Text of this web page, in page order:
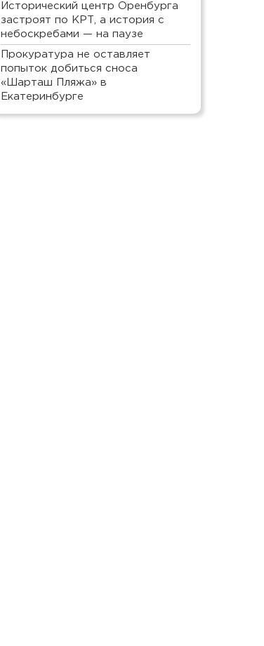
Исторический центр Оренбурга
застроят по КРТ, а история с
небоскребами — на паузе
Прокуратура не оставляет
попыток добиться сноса
«Шарташ Пляжа» в
Екатеринбурге